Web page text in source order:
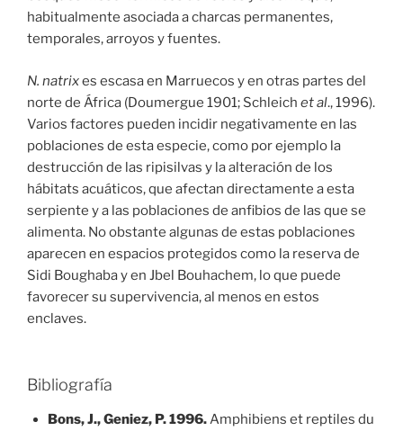
habitualmente asociada a charcas permanentes,
temporales, arroyos y fuentes.
N. natrixes escasa en Marruecos y en otras partes del
norte de África (Doumergue 1901; Schleich et al., 1996).
Varios factores pueden incidir negativamente en las
poblaciones de esta especie, como por ejemplo la
destrucción de las ripisilvas y la alteración de los
hábitats acuáticos, que afectan directamente a esta
serpiente y a las poblaciones de anfibios de las que se
alimenta. No obstante algunas de estas poblaciones
aparecen en espacios protegidos como la reserva de
Sidi Boughaba y en Jbel Bouhachem, lo que puede
favorecer su supervivencia, al menos en estos
enclaves.
Bibliografía
Bons, J., Geniez, P. 1996.Amphibiens et reptiles du